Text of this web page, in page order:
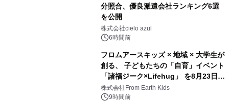
分照合、優良派遣会社ランキング6選
を公開
株式会社cielo azul
6時間前
フロムアースキッズ × 地域 × 大学生が
創る、 子どもたちの「自育」イベント
「諸福ジーク×Lifehug」 を8月23日
(日)開催
株式会社From Earth Kids
9時間前